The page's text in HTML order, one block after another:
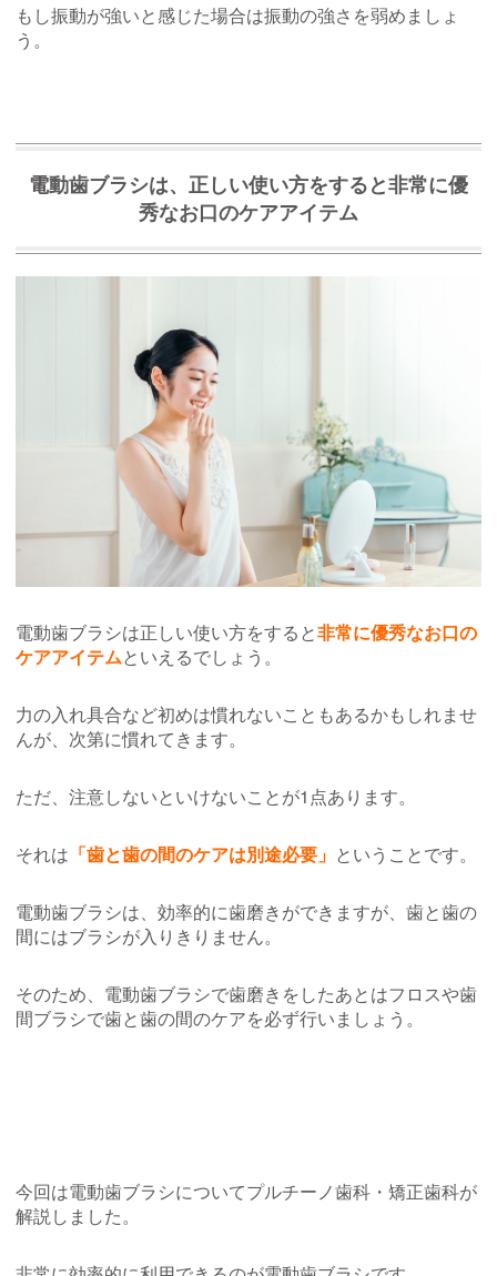
もし振動が強いと感じた場合は振動の強さを弱めましょ
う。
電動歯ブラシは、正しい使い方をすると非常に優
秀なお口のケアアイテム
電動歯ブラシは正しい使い方をすると非常に優秀なお口の
ケアアイテムといえるでしょう。
力の入れ具合など初めは慣れないこともあるかもしれませ
んが、次第に慣れてきます。
ただ、注意しないといけないことが1点あります。
それは 「歯と歯の間のケアは別途必要」 ということです。
電動歯ブラシは、効率的に歯磨きができますが、歯と歯の
間にはブラシが入りきりません。
そのため、電動歯ブラシで歯磨きをしたあとはフロスや歯
間ブラシで歯と歯の間のケアを必ず行いましょう。
今回は電動歯ブラシについてプルチーノ歯科・矯正歯科が
解説しました。